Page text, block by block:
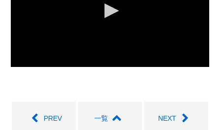
PREV 一覧 NEXT